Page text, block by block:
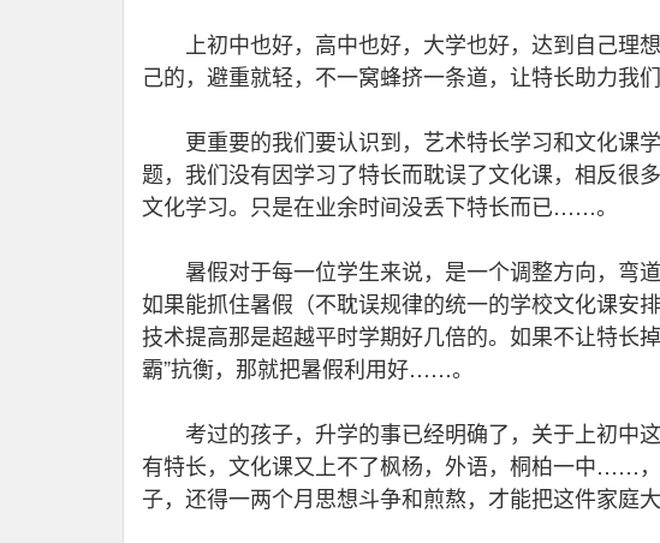
上初中也好，高中也好，大学也好，达到自己理
己的，避重就轻，不一窝蜂挤一条道，让特长助力我
更重要的我们要认识到，艺术特长学习和文化课
题，我们没有因学习了特长而耽误了文化课，相反很
文化学习。只是在业余时间没丢下特长而已……。
暑假对于每一位学生来说，是一个调整方向，弯道
如果能抓住暑假（不耽误规律的统一的学校文化课安
技术提高那是超越平时学期好几倍的。如果不让特长
霸”抗衡，那就把暑假利用好……。
考过的孩子，升学的事已经明确了，关于上初中
有特长，文化课又上不了枫杨，外语，桐柏一中……
子，还得一两个月思想斗争和煎熬，才能把这件家庭大